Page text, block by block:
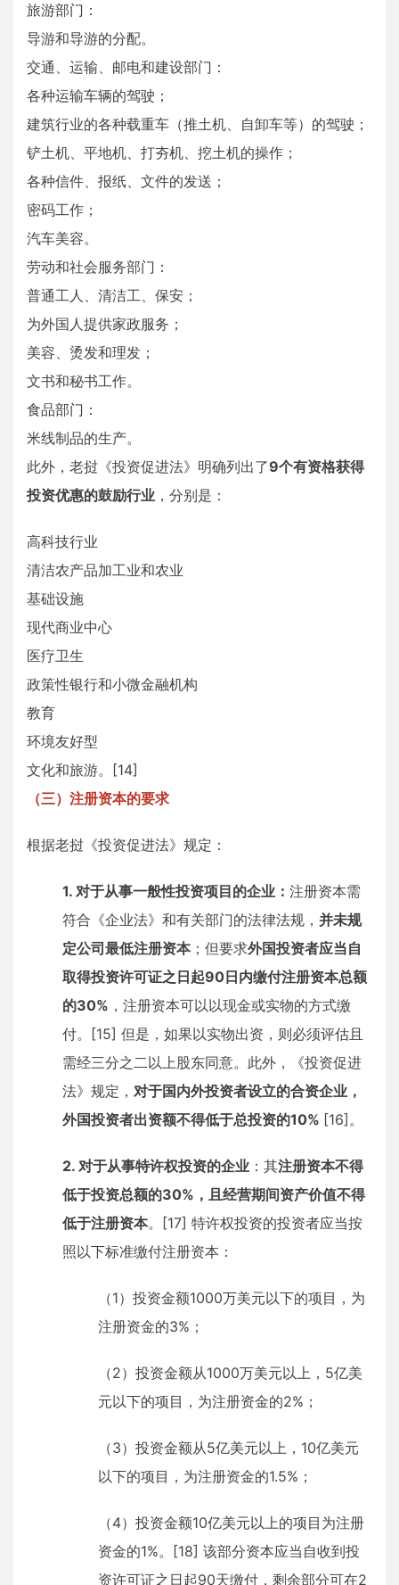
旅游部门：
导游和导游的分配。
交通、运输、邮电和建设部门：
各种运输车辆的驾驶；
建筑行业的各种载重车（推土机、自卸车等）的驾驶；
铲土机、平地机、打夯机、挖土机的操作；
各种信件、报纸、文件的发送；
密码工作；
汽车美容。
劳动和社会服务部门：
普通工人、清洁工、保安；
为外国人提供家政服务；
美容、烫发和理发；
文书和秘书工作。
食品部门：
米线制品的生产。
此外，老挝《投资促进法》明确列出了9个有资格获得
投资优惠的鼓励行业 ，分别是：
高科技行业
清洁农产品加工业和农业
基础设施
现代商业中心
医疗卫生
政策性银行和小微金融机构
教育
环境友好型
文化和旅游。[14]
（三）注册资本的要求
根据老挝《投资促进法》规定：
1. 对于从事一般性投资项目的企业： 注册资本需
符合《企业法》和有关部门的法律法规， 并未规
定公司最低注册资本；但要求外国投资者应当自
取得投资许可证之日起90日内缴付注册资本总额
的30% ，注册资本可以以现金或实物的方式缴
付。[15] 但是，如果以实物出资，则必须评估且
需经三分之二以上股东同意。此外，《投资促进
法》规定， 对于国内外投资者设立的合资企业，
外国投资者出资额不得低于总投资的10% [16]。
2. 对于从事特许权投资的企业 ：其注册资本不得
低于投资总额的30%，且经营期间资产价值不得
低于注册资本。[17] 特许权投资的投资者应当按
照以下标准缴付注册资本：
（1）投资金额1000万美元以下的项目，为
注册资金的3%；
（2）投资金额从1000万美元以上，5亿美
元以下的项目，为注册资金的2%；
（3）投资金额从5亿美元以上，10亿美元
以下的项目，为注册资金的1.5%；
（4）投资金额10亿美元以上的项目为注册
资金的1%。[18] 该部分资本应当自收到投
资许可证之日起90天缴付，剩余部分可在2